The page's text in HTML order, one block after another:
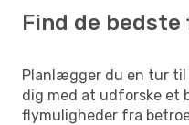
Man. 12. Okt.- Tir. 20.
København
- Foggia
Aeroitalia 2
Foggia- København
Find de
Planlægger du en tur
dig med at udforske et
flymuligheder fra